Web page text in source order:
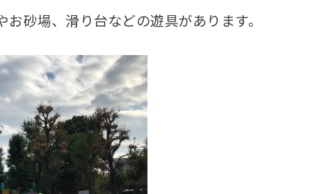
砂場、滑り台などの遊具があります。